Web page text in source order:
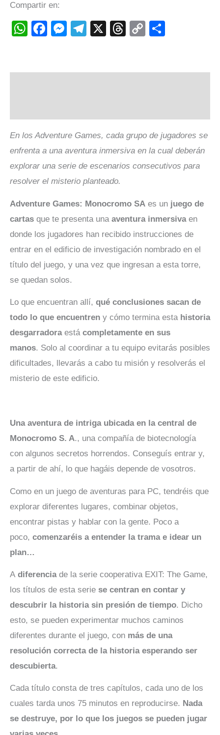
Compartir en:
WhatsApp
Facebook
Messenger
Telegram
X Threads
Copy
En los Adventure Games, cada grupo de jugadores se
enfrenta a una aventura inmersiva en la cual deberán
explorar una serie de escenarios consecutivos para
resolver el misterio planteado.
Adventure Games: Monocromo SA es un juego de
cartas que te presenta una aventura inmersivaen
donde los jugadores han recibido instrucciones de
entrar en el edificio de investigación nombrado en el
título del juego, y una vez que ingresan a esta torre,
se quedan solos.
Lo que encuentran allí, qué conclusiones sacan de
todo lo que encuentren y cómo termina esta historia
desgarradoraestá completamente en sus
manos. Solo al coordinar a tu equipo evitarás posibles
dificultades, llevarás a cabo tu misión y resolverás el
misterio de este edificio.
Una aventura de intriga ubicada en la central de
Monocromo S. A., una compañía de biotecnología
con algunos secretos horrendos. Conseguís entrar y,
a partir de ahí, lo que hagáis depende de vosotros.
Como en un juego de aventuras para PC, tendréis que
explorar diferentes lugares, combinar objetos,
encontrar pistas y hablar con la gente. Poco a
poco, comenzaréis a entender la trama e idear un
plan…
A diferenciade la serie cooperativa EXIT: The Game,
los títulos de esta serie se centran en contar y
descubrir la historia sin presión de tiempo. Dicho
esto, se pueden experimentar muchos caminos
diferentes durante el juego, con más de una
resolución correcta de la historia esperando ser
descubierta.
Cada título consta de tres capítulos, cada uno de los
cuales tarda unos 75 minutos en reproducirse. Nada
se destruye, por lo que los juegos se pueden jugar